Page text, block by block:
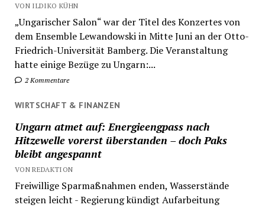
VON ILDIKO KÜHN
„Ungarischer Salon“ war der Titel des Konzertes von
dem Ensemble Lewandowski in Mitte Juni an der Otto-
Friedrich-Universität Bamberg. Die Veranstaltung
hatte einige Bezüge zu Ungarn:...
2 Kommentare
WIRTSCHAFT & FINANZEN
Ungarn atmet auf: Energieengpass nach
Hitzewelle vorerst überstanden – doch Paks
bleibt angespannt
VON REDAKTION
Freiwillige Sparmaßnahmen enden, Wasserstände
steigen leicht - Regierung kündigt Aufarbeitung